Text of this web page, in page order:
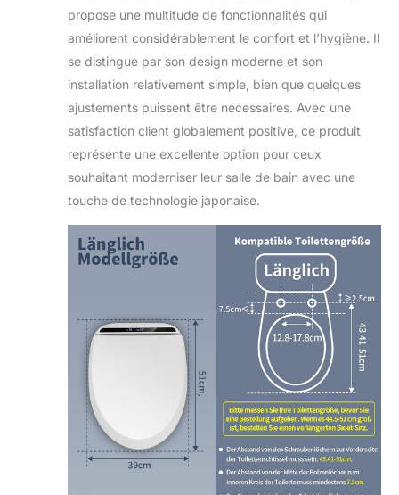
propose une multitude de fonctionnalités qui
améliorent considérablement le confort et l’hygiène. Il
se distingue par son design moderne et son
installation relativement simple, bien que quelques
ajustements puissent être nécessaires. Avec une
satisfaction client globalement positive, ce produit
représente une excellente option pour ceux
souhaitant moderniser leur salle de bain avec une
touche de technologie japonaise.